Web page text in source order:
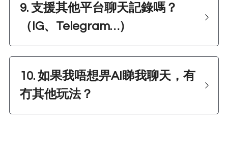
9. 支援其他平台聊天記錄嗎？
（IG、Telegram…）
10. 如果我唔想畀AI睇我聊天，有
冇其他玩法？